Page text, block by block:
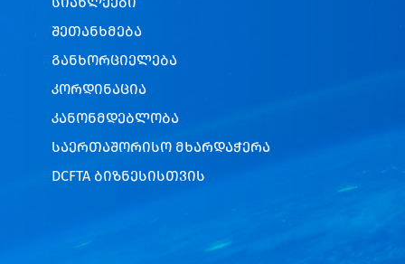
შეთანხმება
განხორციელება
კორდინაცია
კანონმდებლობა
საერთაშორისო მხარდაჭერა
DCFTA ბიზნესისთვის